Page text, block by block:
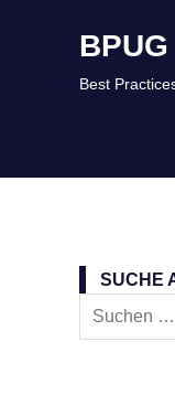
Best
SUCHE
Suchen